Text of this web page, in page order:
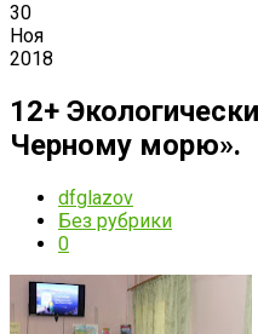
30
Ноя
2018
12+
Черному морю».
dfglazov
Без рубрики
0